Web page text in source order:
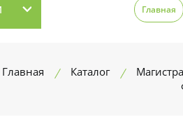
Главная
Главная Каталог